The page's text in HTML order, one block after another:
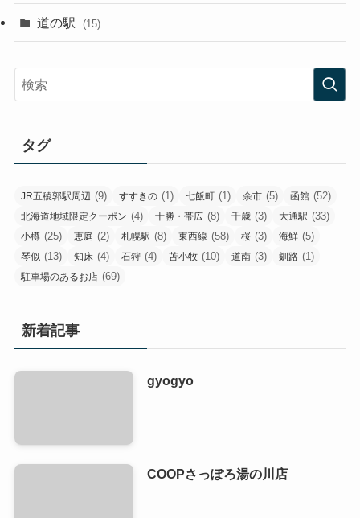
道の駅 (15)
タグ
JR五稜郭駅周辺 (9) すすきの (1) 七飯町 (1) 余市 (5) 函館 (52)
北海道地域限定クーポン (4) 十勝・帯広 (8) 千歳 (3) 大通駅 (33)
小樽 (25) 恵庭 (2) 札幌駅 (8) 東西線 (58) 桜 (3) 海鮮 (5)
琴似 (13) 知床 (4) 石狩 (4) 苫小牧 (10) 道南 (3) 釧路 (1)
駐車場のあるお店 (69)
新着記事
gyogyo
COOPさっぽろ湯の川店